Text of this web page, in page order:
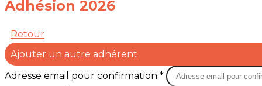
Adhésion 2026
Retour
Ajouter un autre adhérent
Adresse email pour confirmation *